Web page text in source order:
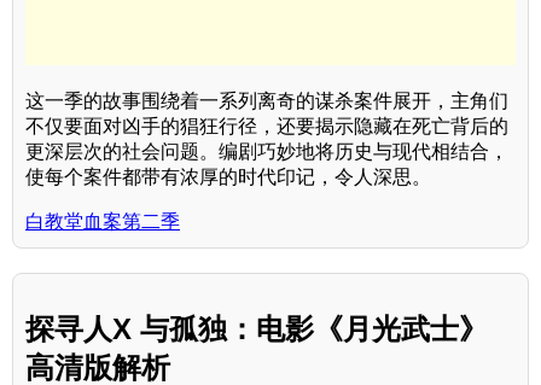
这一季的故事围绕着一系列离奇的谋杀案件展开，主角们
不仅要面对凶手的猖狂行径，还要揭示隐藏在死亡背后的
更深层次的社会问题。编剧巧妙地将历史与现代相结合，
使每个案件都带有浓厚的时代印记，令人深思。
白教堂血案第二季
探寻人X 与孤独：电影《月光武士》
高清版解析